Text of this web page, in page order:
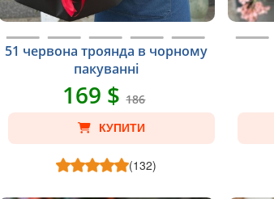
51 червона троянда в чорному
пакуванні
169 $186
КУПИТИ
(132)